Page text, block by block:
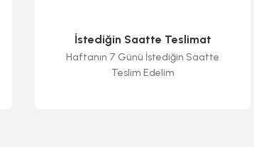
İstediğin Saatte Teslimat
Haftanın 7 Günü İstediğin Saatte
Teslim Edelim